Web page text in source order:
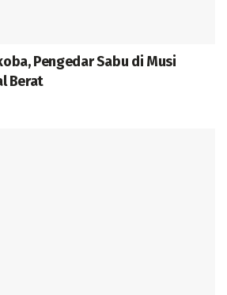
Pengedar Sabu di Musi
Berat